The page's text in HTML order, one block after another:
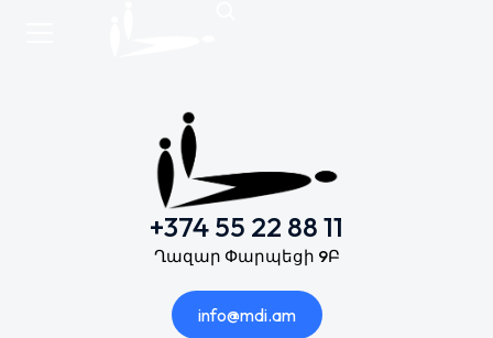
+374 55 22 88 11
Ղազար Փարպեցի 9Բ
info@mdi.am